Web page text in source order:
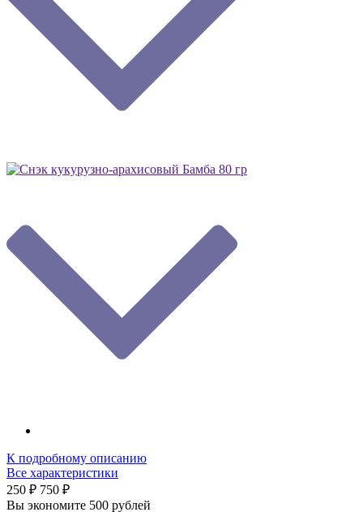
К подробному описанию
Все характеристики
250 ₽ 750 ₽
Вы экономите 500 рублей